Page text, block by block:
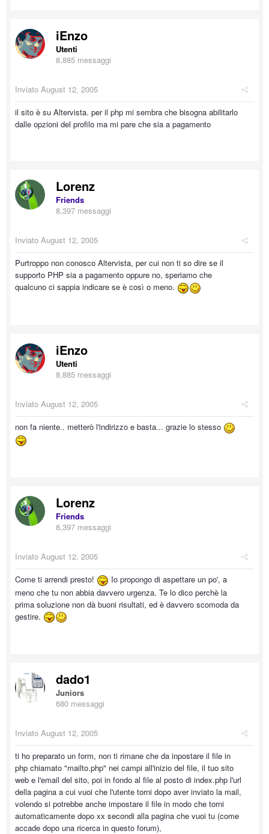
iEnzo
Utenti
8,885 messaggi
Inviato August 12, 2005
il sito è su Altervista. per il php mi sembra che bisogna abilitarlo
dalle opzioni del profilo ma mi pare che sia a pagamento
Lorenz
Friends
8,397 messaggi
Inviato August 12, 2005
Purtroppo non conosco Altervista, per cui non ti so dire se il
supporto PHP sia a pagamento oppure no, speriamo che
qualcuno ci sappia indicare se è così o meno.
iEnzo
Utenti
8,885 messaggi
Inviato August 12, 2005
non fa niente.. metterò l'indirizzo e basta... grazie lo stesso
Lorenz
Friends
8,397 messaggi
Inviato August 12, 2005
Come ti arrendi presto!
Io propongo di aspettare un po', a
meno che tu non abbia davvero urgenza. Te lo dico perchè la
prima soluzione non dà buoni risultati, ed è davvero scomoda da
gestire.
dado1
Juniors
680 messaggi
Inviato August 12, 2005
ti ho preparato un form, non ti rimane che da inpostare il file in
php chiamato "mailto.php" nei campi all'inizio del file, il tuo sito
web e l'email del sito, poi in fondo al file al posto di index.php l'url
della pagina a cui vuoi che l'utente torni dopo aver inviato la mail,
volendo si potrebbe anche impostare il file in modo che torni
automaticamente dopo xx secondi alla pagina che vuoi tu (come
accade dopo una ricerca in questo forum),